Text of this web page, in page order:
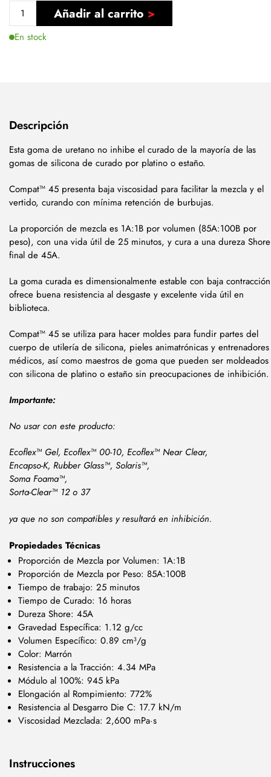
Añadir al carrito
En stock
Descripción
Esta goma de uretano no inhibe el curado de la mayoría de las
gomas de silicona de curado por platino o estaño.
Compat™ 45 presenta baja viscosidad para facilitar la mezcla y el
vertido, curando con mínima retención de burbujas.
La proporción de mezcla es 1A:1B por volumen (85A:100B por
peso), con una vida útil de 25 minutos, y cura a una dureza Shore
final de 45A.
La goma curada es dimensionalmente estable con baja
ofrece buena resistencia al desgaste y excelente vida útil en
biblioteca.
Compat™ 45 se utiliza para hacer moldes para fundir partes del
cuerpo de utilería de silicona, pieles animatrónicas y entrenadores
médicos, así como maestros de goma que pueden ser moldeados
con silicona de platino o estaño sin preocupaciones de inhibición.
Importante:
No usar con este producto:
Ecoflex™ Gel, Ecoflex™ 00-10, Ecoflex™ Near Clear,
Encapso-K, Rubber Glass™, Solaris™,
Soma Foama™,
Sorta-Clear™ 12 o 37
ya que no son compatibles y resultará en inhibición.
Propiedades Técnicas
Proporción de Mezcla por Volumen: 1A:1B
Proporción de Mezcla por Peso: 85A:100B
Tiempo de trabajo: 25 minutos
Tiempo de Curado: 16 horas
Dureza Shore: 45A
Gravedad Específica: 1.12 g/cc
Volumen Específico: 0.89 cm³/g
Color: Marrón
Resistencia a la Tracción: 4.34 MPa
Módulo al 100%: 945 kPa
Elongación al Rompimiento: 772%
Resistencia al Desgarro Die C: 17.7 kN/m
Viscosidad Mezclada: 2,600 mPa·s
Instrucciones